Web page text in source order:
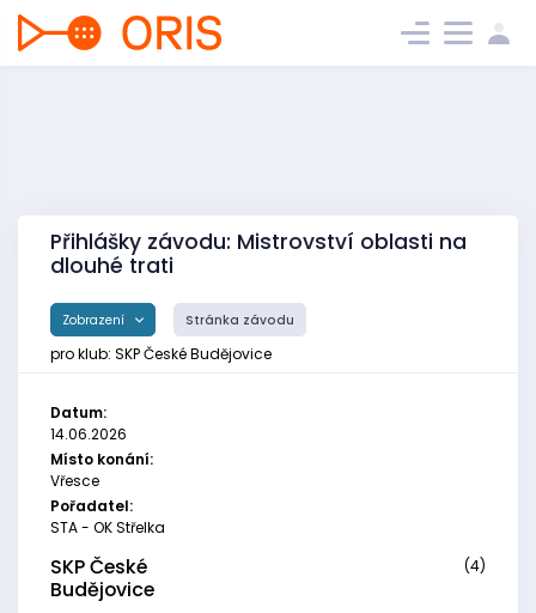
Přihlášky závodu: Mistrovství oblasti na
dlouhé trati
Zobrazení Stránka závodu
pro klub: SKP České Budějovice
Datum:
14.06.2026
Místo konání:
Vřesce
Pořadatel:
STA - OK Střelka
SKP České
Budějovice
(4)